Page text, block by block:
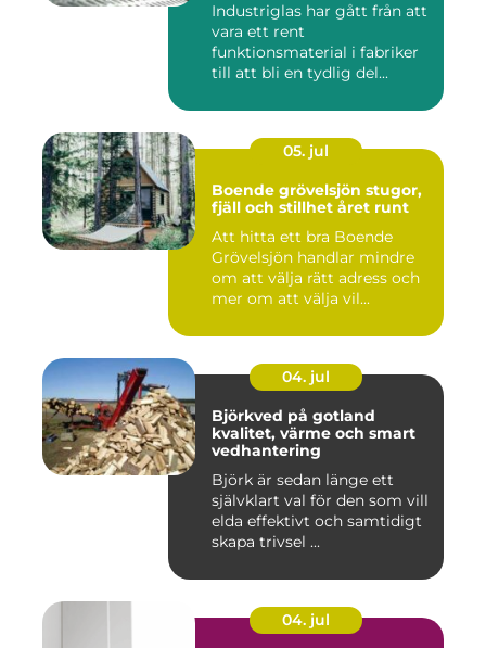
Industriglas har gått från att
vara ett rent
funktionsmaterial i fabriker
till att bli en tydlig del...
05. jul
Boende grövelsjön stugor,
fjäll och stillhet året runt
Att hitta ett bra Boende
Grövelsjön handlar mindre
om att välja rätt adress och
mer om att välja vil...
04. jul
Björkved på gotland
kvalitet, värme och smart
vedhantering
Björk är sedan länge ett
självklart val för den som vill
elda effektivt och samtidigt
skapa trivsel ...
04. jul